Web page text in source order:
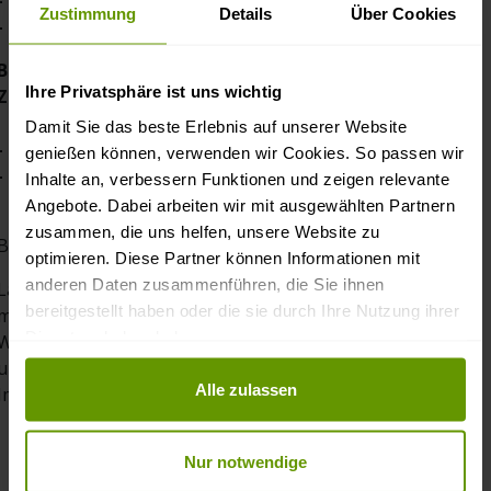
Zustimmung Details Über Cookies
Ihre Privatsphäre ist uns wichtig
Damit Sie das beste Erlebnis auf unserer Website
genießen können, verwenden wir Cookies. So passen wir
Inhalte an, verbessern Funktionen und zeigen relevante
Angebote. Dabei arbeiten wir mit ausgewählten Partnern
zusammen, die uns helfen, unsere Website zu
optimieren. Diese Partner können Informationen mit
anderen Daten zusammenführen, die Sie ihnen
bereitgestellt haben oder die sie durch Ihre Nutzung ihrer
Datenschutz und Privatsphäre
Alle zulassen
Nur notwendige
Zahlung mit EC-Karte bei Selbstabholung
Lieferungen ins Ausland haben Sie folgende
Zahlung per PayPal
Vorkasse per Überweisung
Fragen finden Sie unsere Kontaktdaten imImpressum
ist sehr witterungsbeständig und langlebig,
aber trotzdem gegen Feuchtigkeit geschützt werden.
empfehlen das Holz (besonders wenn es im
Außenbereich verwendet wird) mit
/ Lasur / Öl zu behandeln.